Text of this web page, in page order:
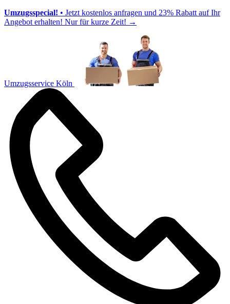
Umzugsspecial! • Jetzt kostenlos anfragen und 23% Rabatt auf Ihr
Angebot erhalten! Nur für kurze Zeit! →
Umzugsservice Köln